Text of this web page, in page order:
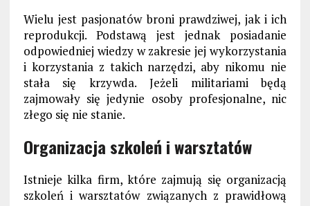
Wielu jest pasjonatów broni prawdziwej, jak i ich
reprodukcji. Podstawą jest jednak posiadanie
odpowiedniej wiedzy w zakresie jej wykorzystania
i korzystania z takich narzędzi, aby nikomu nie
stała się krzywda. Jeżeli militariami będą
zajmowały się jedynie osoby profesjonalne, nic
złego się nie stanie.
Organizacja szkoleń i warsztatów
Istnieje kilka firm, które zajmują się organizacją
szkoleń i warsztatów związanych z prawidłową